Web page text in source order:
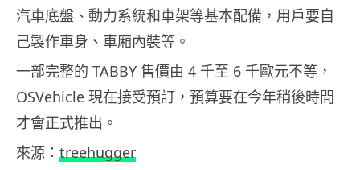
汽車底盤、動力系統和車架等基本配備，用戶要自
己製作車身、車廂內裝等。
一部完整的 TABBY 售價由 4 千至 6 千歐元不等，
OSVehicle 現在接受預訂，預算要在今年稍後時間
才會正式推出。
來源： treehugger